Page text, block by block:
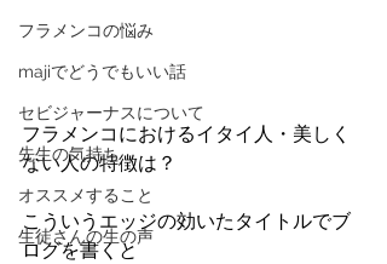
フラメンコの悩み
majiでどうでもいい話
セビジャーナスについて
先生の気持ち
オススメすること
生徒さんの生の声
フラメンコにおけるイタイ人・美しく
ない人の特徴は？
こういうエッジの効いたタイトルでブ
ログを書くと